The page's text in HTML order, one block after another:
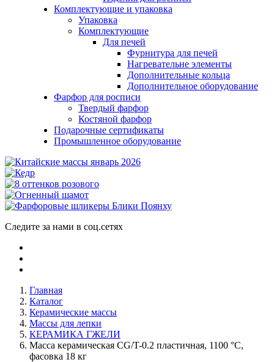
Комплектующие и упаковка
Упаковка
Комплектующие
Для печей
Фурнитура для печей
Нагревательне элементы
Дополнительные кольца
Дополнительное оборудование
Фарфор для росписи
Твердый фарфор
Костяной фарфор
Подарочные сертификаты
Промышленное оборудование
Следите за нами в соц.сетях
Главная
Каталог
Керамические массы
Массы для лепки
КЕРАМИКА ГЖЕЛИ
Масса керамическая CG/T-0.2 пластичная, 1100 °С,
фасовка 18 кг